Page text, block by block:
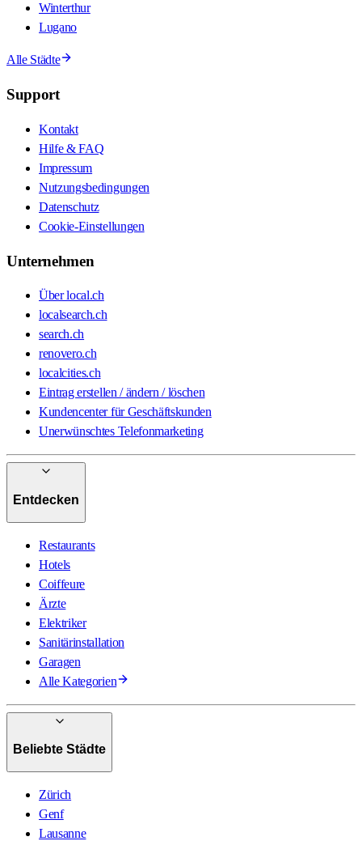
Winterthur
Lugano
Alle Städte
Support
Kontakt
Hilfe & FAQ
Impressum
Nutzungsbedingungen
Datenschutz
Cookie-Einstellungen
Unternehmen
Über local.ch
localsearch.ch
search.ch
renovero.ch
localcities.ch
Eintrag erstellen / ändern / löschen
Kundencenter für Geschäftskunden
Unerwünschtes Telefonmarketing
Entdecken
Restaurants
Hotels
Coiffeure
Ärzte
Elektriker
Sanitärinstallation
Garagen
Alle Kategorien
Beliebte Städte
Zürich
Genf
Lausanne